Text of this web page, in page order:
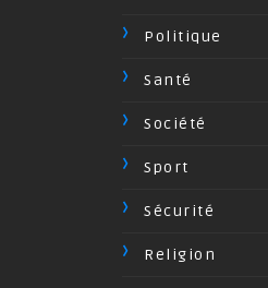
Politique
Santé
Société
Sport
Sécurité
Religion